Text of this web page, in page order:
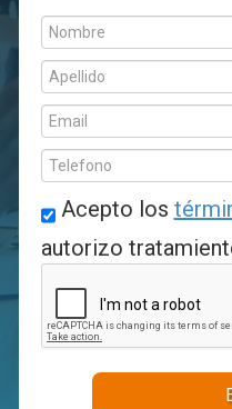
Acepto los
autorizo